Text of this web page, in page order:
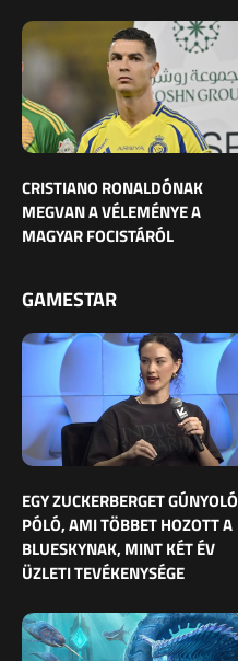
CRISTIANO RONALDÓNAK
MEGVAN A VÉLEMÉNYE A
MAGYAR FOCISTÁRÓL
GAMESTAR
EGY ZUCKERBERGET GÚNYOLÓ
PÓLÓ, AMI TÖBBET HOZOTT A
BLUESKYNAK, MINT KÉT ÉV
ÜZLETI TEVÉKENYSÉGE